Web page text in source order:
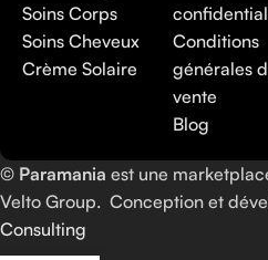
Soins Corps
Soins Cheveux
Crème Solaire
Conditions
générales
vente
Blog
© Paramania est une
Velto Group. Conception et
Consulting